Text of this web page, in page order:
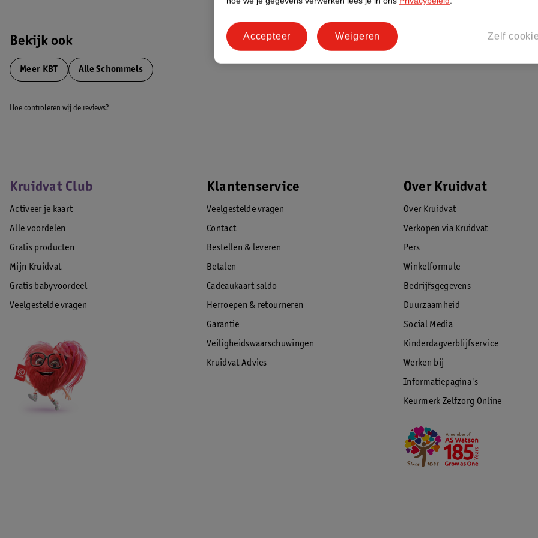
Bekijk ook
Meer KBT Alle Schommels
Hoe controleren wij de reviews?
Kruidvat Club
Activeer je kaart
Alle voordelen
Gratis producten
Mijn Kruidvat
Gratis babyvoordeel
Veelgestelde vragen
Klantenservice
Veelgestelde vragen
Contact
Bestellen & leveren
Betalen
Cadeaukaart saldo
Herroepen & retourneren
Garantie
Veiligheidswaarschuwingen
Kruidvat Advies
Over Kruidvat
Over Kruidvat
Verkopen via Kruidvat
Pers
Winkelformule
Bedrijfsgegevens
Duurzaamheid
Social Media
Kinderdagverblijfservice
Werken bij
Informatiepagina's
Keurmerk Zelfzorg Online
Zelf
Weigeren
Accepteer